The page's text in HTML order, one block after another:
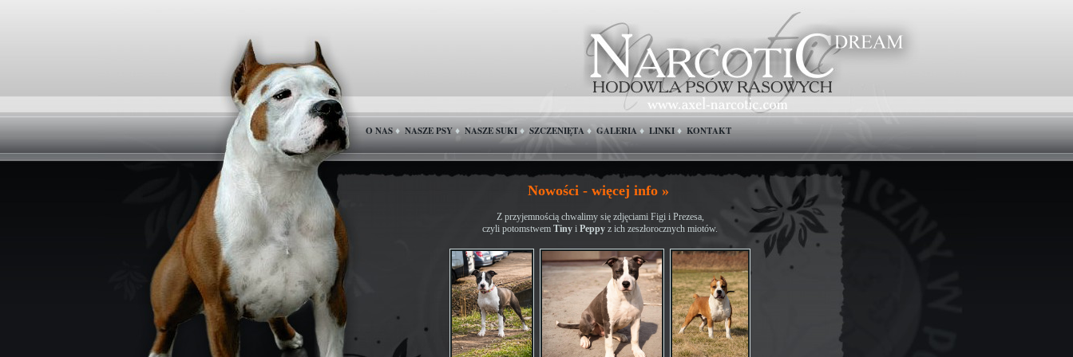
O NAS♦ NASZE PSY♦ NASZE SUKI♦ SZCZENIĘTA♦GALERIA♦ LINKI♦ KONTAKT
Nowości - więcej info »
Z przyjemnością chwalimy się zdjęciami Figi i Prezesa,
czyli potomstwem Tiny i Peppy z ich zeszłorocznych miotów.